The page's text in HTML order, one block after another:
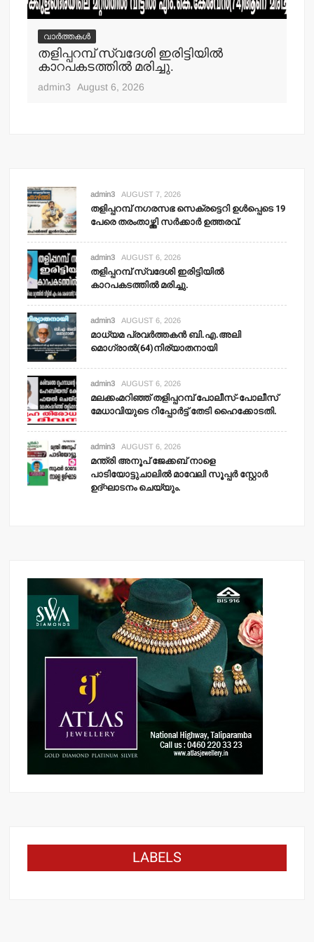
വാർത്തകൾ
തളിപ്പറമ്പ് സ്വദേശി ഇരിട്ടിയില്‍
കാറപകടത്തില്‍ മരിച്ചു.
admin3 August 6, 2026
admin3 AUGUST 7, 2026
തളിപ്പറമ്പ് നഗരസഭ സെക്രട്ടെറി ഉള്‍പ്പെടെ 19
പേരെ തരംതാഴ്ത്തി സര്‍ക്കാര്‍ ഉത്തരവ്.
admin3 AUGUST 6, 2026
തളിപ്പറമ്പ് സ്വദേശി ഇരിട്ടിയില്‍
കാറപകടത്തില്‍ മരിച്ചു.
admin3 AUGUST 6, 2026
മാധ്യമ പ്രവര്‍ത്തകന്‍ ബി.എ.അലി
മൊഗ്രാല്‍(64)നിര്യാതനായി
admin3 AUGUST 6, 2026
മലക്കംമറിഞ്ഞ് തളിപ്പറമ്പ് പോലീസ്-പോലീസ്
മേധാവിയുടെ റിപ്പോര്‍ട്ട് തേടി ഹൈക്കോടതി.
admin3 AUGUST 6, 2026
മന്ത്രി അനൂപ് ജേക്കബ് നാളെ
പാടിയോട്ടുചാലില്‍ മാവേലി സൂപ്പര്‍ സ്റ്റോര്‍
ഉദ്ഘാടനം ചെയ്യും.
LABELS